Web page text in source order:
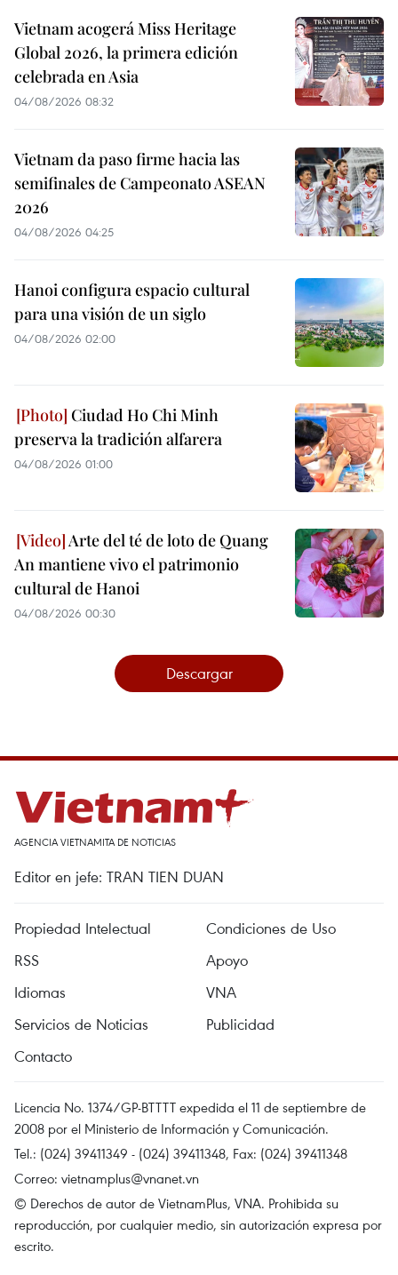
Vietnam acogerá Miss Heritage
Global 2026, la primera edición
celebrada en Asia
04/08/2026 08:32
Vietnam da paso firme hacia las
semifinales de Campeonato ASEAN
2026
04/08/2026 04:25
Hanoi configura espacio cultural
para una visión de un siglo
04/08/2026 02:00
Ciudad Ho Chi Minh
preserva la tradición alfarera
04/08/2026 01:00
Arte del té de loto de Quang
An mantiene vivo el patrimonio
cultural de Hanoi
04/08/2026 00:30
Descargar
AGENCIA VIETNAMITA DE NOTICIAS
Editor en jefe: TRAN TIEN DUAN
Propiedad Intelectual
Condiciones de Uso
RSS
Apoyo
Idiomas
VNA
Servicios de Noticias
Publicidad
Contacto
Licencia No. 1374/GP-BTTTT expedida el 11 de septiembre de
2008 por el Ministerio de Información y Comunicación.
Tel.: (024) 39411349 - (024) 39411348, Fax: (024) 39411348
Correo: vietnamplus@vnanet.vn
© Derechos de autor de VietnamPlus, VNA. Prohibida su
reproducción, por cualquier medio, sin autorización expresa por
escrito.